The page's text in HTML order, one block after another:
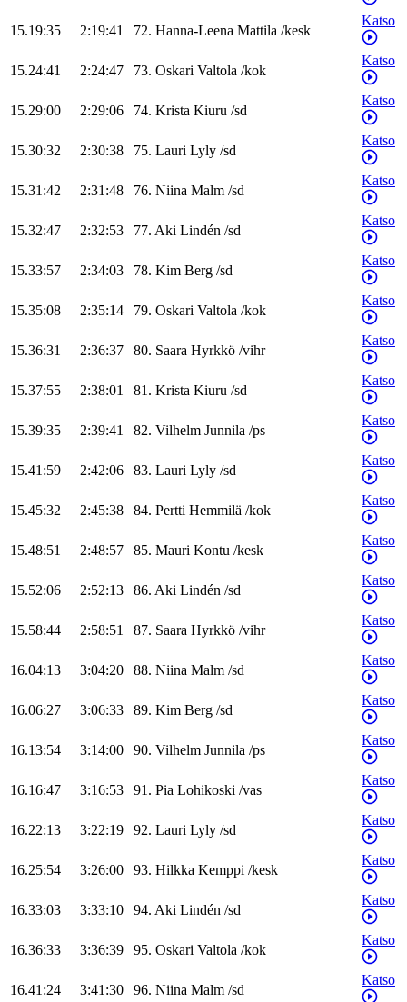
15.19:35 2:19:41 72. Hanna-Leena Mattila /kesk
Katso
15.24:41 2:24:47 73. Oskari Valtola /kok
Katso
15.29:00 2:29:06 74. Krista Kiuru /sd
Katso
15.30:32 2:30:38 75. Lauri Lyly /sd
Katso
15.31:42 2:31:48 76. Niina Malm /sd
Katso
15.32:47 2:32:53 77. Aki Lindén /sd
Katso
15.33:57 2:34:03 78. Kim Berg /sd
Katso
15.35:08 2:35:14 79. Oskari Valtola /kok
Katso
15.36:31 2:36:37 80. Saara Hyrkkö /vihr
Katso
15.37:55 2:38:01 81. Krista Kiuru /sd
Katso
15.39:35 2:39:41 82. Vilhelm Junnila /ps
Katso
15.41:59 2:42:06 83. Lauri Lyly /sd
Katso
15.45:32 2:45:38 84. Pertti Hemmilä /kok
Katso
15.48:51 2:48:57 85. Mauri Kontu /kesk
Katso
15.52:06 2:52:13 86. Aki Lindén /sd
Katso
15.58:44 2:58:51 87. Saara Hyrkkö /vihr
Katso
16.04:13 3:04:20 88. Niina Malm /sd
Katso
16.06:27 3:06:33 89. Kim Berg /sd
Katso
16.13:54 3:14:00 90. Vilhelm Junnila /ps
Katso
16.16:47 3:16:53 91. Pia Lohikoski /vas
Katso
16.22:13 3:22:19 92. Lauri Lyly /sd
Katso
16.25:54 3:26:00 93. Hilkka Kemppi /kesk
Katso
16.33:03 3:33:10 94. Aki Lindén /sd
Katso
16.36:33 3:36:39 95. Oskari Valtola /kok
Katso
16.41:24 3:41:30 96. Niina Malm /sd
Katso